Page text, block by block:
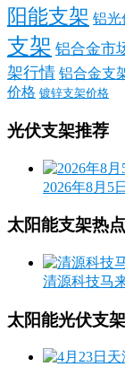
阳能支架 铝光
支架 铝合金市
架行情 铝合金支
价格 镀锌支架价格
光伏支架推荐
2026年8月5
太阳能支架热点
清源科技马
太阳能光伏支